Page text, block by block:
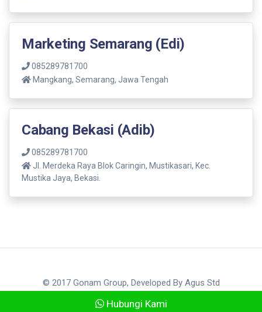
Hubungi Kami
Marketing Semarang (Edi)
085289781700
Mangkang, Semarang, Jawa Tengah
Cabang Bekasi (Adib)
085289781700
Jl. Merdeka Raya Blok Caringin, Mustikasari, Kec.
Mustika Jaya, Bekasi.
© 2017 Gonam Group, Developed By Agus Std